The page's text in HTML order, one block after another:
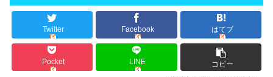
Twitter Facebook はてブ
Pocket LINE コピー